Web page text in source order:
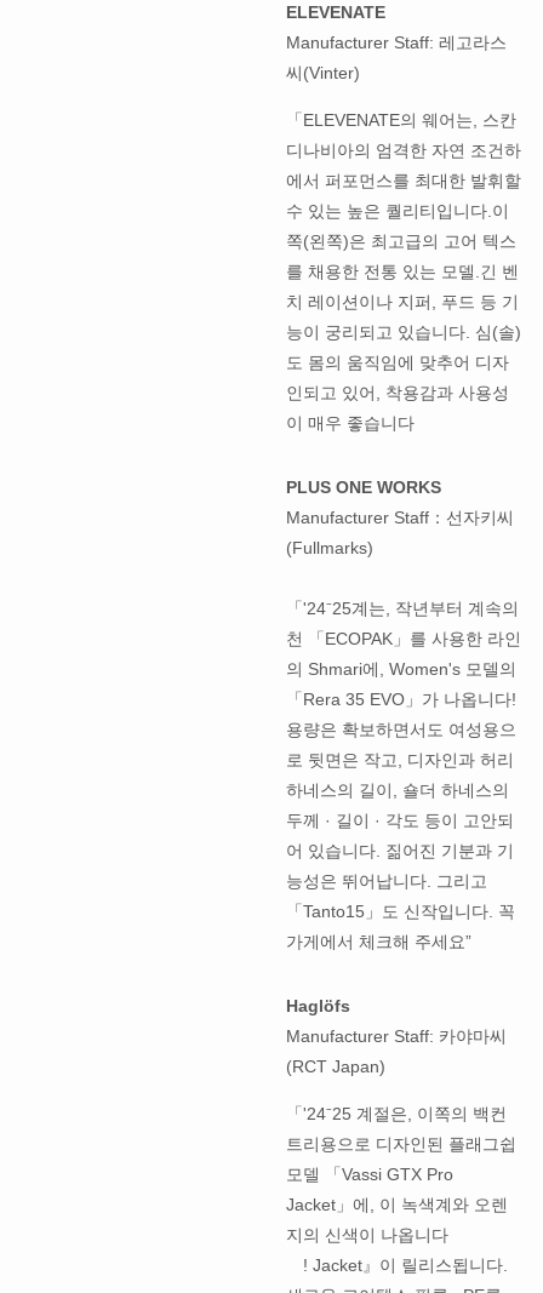
ELEVENATE
Manufacturer Staff: 레고라스
씨(Vinter)
「ELEVENATE의 웨어는, 스칸
디나비아의 엄격한 자연 조건하
에서 퍼포먼스를 최대한 발휘할
수 있는 높은 퀄리티입니다.이
쪽(왼쪽)은 최고급의 고어 텍스
를 채용한 전통 있는 모델.긴 벤
치 레이션이나 지퍼, 푸드 등 기
능이 궁리되고 있습니다. 심(솔)
도 몸의 움직임에 맞추어 디자
인되고 있어, 착용감과 사용성
이 매우 좋습니다
PLUS ONE WORKS
Manufacturer Staff：선자키씨
(Fullmarks)
「'24⁻25계는, 작년부터 계속의
천 「ECOPAK」를 사용한 라인
의 Shmari에, Women's 모델의
「Rera 35 EVO」가 나옵니다!
용량은 확보하면서도 여성용으
로 뒷면은 작고, 디자인과 허리
하네스의 길이, 숄더 하네스의
두께 · 길이 · 각도 등이 고안되
어 있습니다. 짊어진 기분과 기
능성은 뛰어납니다. 그리고
「Tanto15」도 신작입니다. 꼭
가게에서 체크해 주세요”
Haglöfs
Manufacturer Staff: 카야마씨
(RCT Japan)
「'24⁻25 계절은, 이쪽의 백컨
트리용으로 디자인된 플래그쉽
모델 「Vassi GTX Pro
Jacket」에, 이 녹색계와 오렌
지의 신색이 나옵니다
! Jacket』이 릴리스됩니다.